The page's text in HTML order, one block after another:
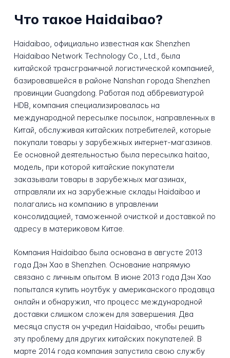
Что такое Haidaibao?
Haidaibao, официально известная как Shenzhen
Haidaibao Network Technology Co., Ltd., была
китайской трансграничной логистической компанией,
базировавшейся в районе Nanshan города Shenzhen
провинции Guangdong. Работая под аббревиатурой
HDB, компания специализировалась на
международной пересылке посылок, направленных в
Китай, обслуживая китайских потребителей, которые
покупали товары у зарубежных интернет-магазинов.
Ее основной деятельностью была пересылка haitao,
модель, при которой китайские покупатели
заказывали товары в зарубежных магазинах,
отправляли их на зарубежные склады Haidaibao и
полагались на компанию в управлении
консолидацией, таможенной очисткой и доставкой по
адресу в материковом Китае.
Компания Haidaibao была основана в августе 2013
года Дэн Хао в Shenzhen. Основание напрямую
связано с личным опытом. В июне 2013 года Дэн Хао
попытался купить ноутбук у американского продавца
онлайн и обнаружил, что процесс международной
доставки слишком сложен для завершения. Два
месяца спустя он учредил Haidaibao, чтобы решить
эту проблему для других китайских покупателей. В
марте 2014 года компания запустила свою службу